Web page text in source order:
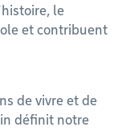
le
et contribuent
de vivre et de
définit notre